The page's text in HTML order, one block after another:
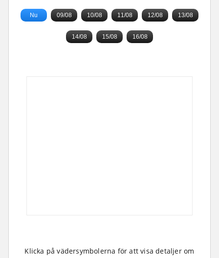
Nu 09/08 10/08 11/08 12/08 13/08
14/08 15/08 16/08
Klicka på vädersymbolerna för att visa detaljer om